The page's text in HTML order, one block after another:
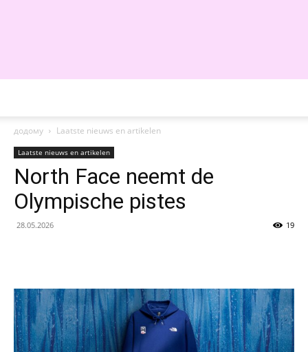
додому
Laatste nieuws en artikelen
Laatste nieuws en artikelen
North Face neemt de
Olympische pistes
28.05.2026 19